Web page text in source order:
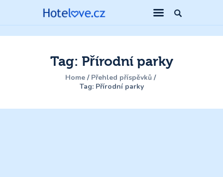
Tag: Přírodní parky
Home
Přehled příspěvků
Tag: Přírodní parky